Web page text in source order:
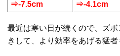
⇒-7.5cm
⇒-4.1cm
最近は寒い日が続くので、ズ
きして、より効率をあげる猛